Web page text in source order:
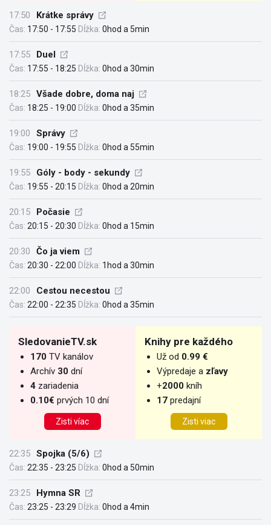
17:50 Krátke správy
Čas: 17:50 - 17:55 Dĺžka: 0hod a 5min
17:55 Duel
Čas: 17:55 - 18:25 Dĺžka: 0hod a 30min
18:25 Všade dobre, doma naj
Čas: 18:25 - 19:00 Dĺžka: 0hod a 35min
19:00 Správy
Čas: 19:00 - 19:55 Dĺžka: 0hod a 55min
19:55 Góly - body - sekundy
Čas: 19:55 - 20:15 Dĺžka: 0hod a 20min
20:15 Počasie
Čas: 20:15 - 20:30 Dĺžka: 0hod a 15min
20:30 Čo ja viem
Čas: 20:30 - 22:00 Dĺžka: 1hod a 30min
22:00 Cestou necestou
Čas: 22:00 - 22:35 Dĺžka: 0hod a 35min
SledovanieTV.sk
170 TV kanálov
Archív 30 dní
4 zariadenia
0.10€ prvých 10 dní
Zisti víac
Knihy pre každého
Už od 0.99 €
Výpredaje a zľavy
+2000 kníh
17 predajní
Zisti viac
22:35 Spojka (5/6)
Čas: 22:35 - 23:25 Dĺžka: 0hod a 50min
23:25 Hymna SR
Čas: 23:25 - 23:29 Dĺžka: 0hod a 4min